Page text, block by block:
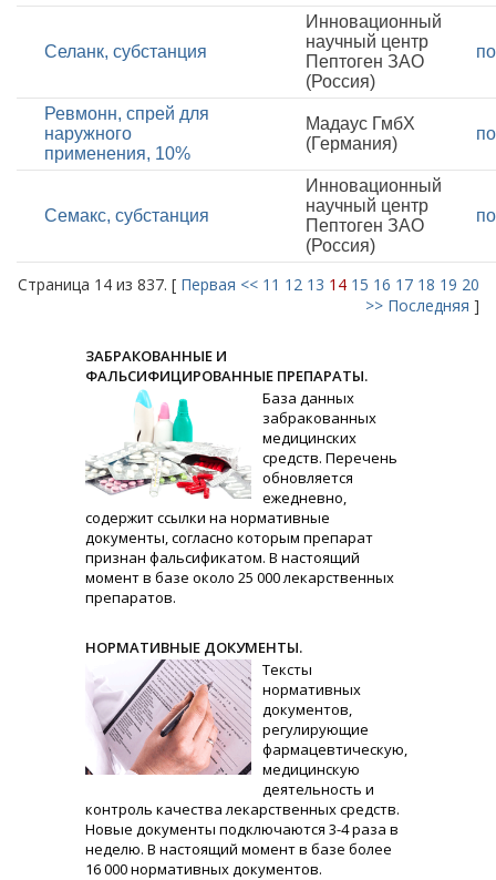
Селанк, субстанция
Инновационный
научный центр
Пептоген ЗАО
(Россия)
Ревмонн, спрей для
наружного
применения, 10%
Мадаус ГмбХ
(Германия)
Семакс, субстанция
Инновационный
научный центр
Пептоген ЗАО
(Россия)
Страница 14 из 837. [ Первая << 11 12 13 14 15 16 17 18 19 20
>> Последняя ]
ЗАБРАКОВАННЫЕ И
ФАЛЬСИФИЦИРОВАННЫЕ ПРЕПАРАТЫ.
База данных
забракованных
медицинских
средств. Перечень
обновляется
ежедневно,
содержит ссылки на нормативные
документы, согласно которым препарат
признан фальсификатом. В настоящий
момент в базе около 25 000 лекарственных
препаратов.
НОРМАТИВНЫЕ ДОКУМЕНТЫ.
Тексты
нормативных
документов,
регулирующие
фармацевтическую,
медицинскую
деятельность и
контроль качества лекарственных средств.
Новые документы подключаются 3-4 раза в
неделю. В настоящий момент в базе более
16 000 нормативных документов.